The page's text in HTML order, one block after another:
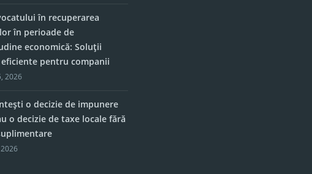
în recuperarea
în perioade de
economică: Soluții
pentru companii
2026
o decizie de impunere
o decizie de taxe locale fără